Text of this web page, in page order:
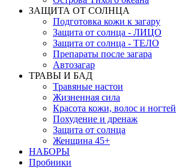
ЗАЩИТА ОТ СОЛНЦА
Подготовка кожи к загару
Защита от солнца - ЛИЦО
Защита от солнца - ТЕЛО
Препараты после загара
Автозагар
ТРАВЫ И БАД
Травяные настои
Жизненная сила
Красота кожи, волос и ногтей
Похудение и дренаж
Защита от солнца
Женщина 45+
НАБОРЫ
Пробники